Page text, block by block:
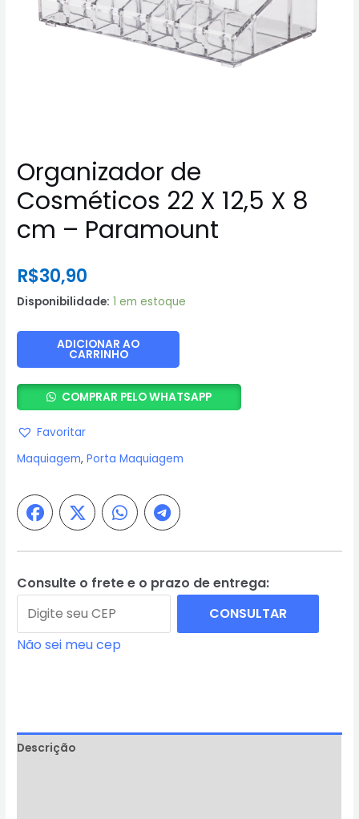
Organizador de
Cosméticos 22 X 12,5 X 8
cm – Paramount
R$30,90
Disponibilidade: 1 em estoque
Organizador
Cosméticos
12,5
X
cm
-
ADICIONAR AO
CARRINHO
COMPRAR PELO WHATSAPP
Favoritar
Maquiagem,Porta Maquiagem
Consulte o frete e o prazo de entrega:
CONSULTAR
Não sei meu cep
Descrição